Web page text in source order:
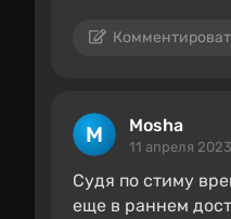
Mosha
11 апреля 2023
Судя по стиму
еще в раннем